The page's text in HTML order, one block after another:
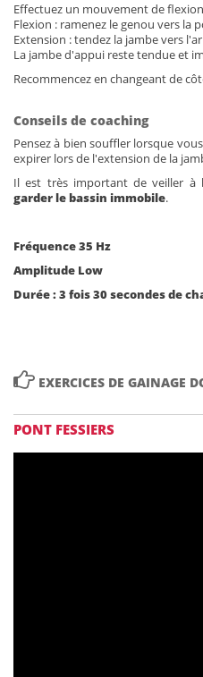
Effectuez un mouvement de
Flexion : ramenez le genou vers la
Extension : tendez la jambe vers
La jambe d'appui reste tendue et
Recommencez en changeant de
Conseils de coaching
Pensez à bien souffler lorsque
expirer lors de l'extension de la
Il est très important de veiller à
garder le bassin immobile.
Fréquence 35 Hz
Amplitude Low
Durée : 3 fois 30 secondes de
 EXERCICES DE GAINAGE
PONT FESSIERS